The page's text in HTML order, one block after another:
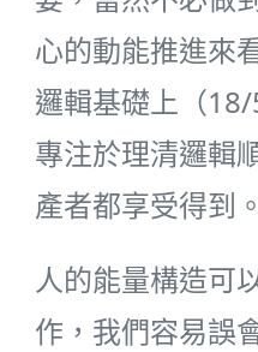
心的動能推進來
邏輯基礎上（
專注於理清邏輯
產者都享受得到。
人的能量構造可
作，我們容易誤